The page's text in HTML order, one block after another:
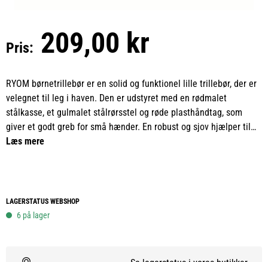
Pris: 209,00 kr
RYOM børnetrillebør er en solid og funktionel lille trillebør, der er
velegnet til leg i haven. Den er udstyret med en rødmalet
stålkasse, et gulmalet stålrørsstel og røde plasthåndtag, som
giver et godt greb for små hænder. En robust og sjov hjælper til
børn, der gerne vil være med i havearbejdet.
Læs mere
LAGERSTATUS WEBSHOP
6 på lager